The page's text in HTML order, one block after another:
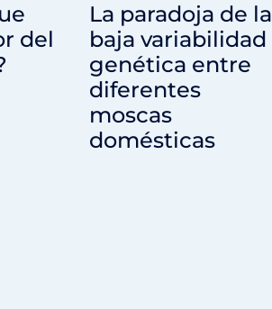
del
La paradoja de la
baja variabilidad
genética entre
diferentes
moscas
domésticas